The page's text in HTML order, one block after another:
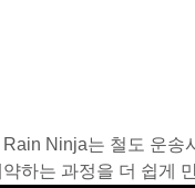
Ninja는 철도 운
하는 과정을 더 쉽게